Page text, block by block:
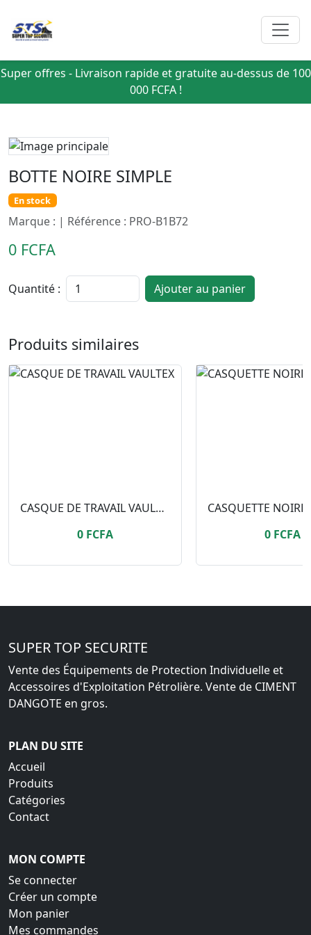
Super offres - Livraison rapide et gratuite au-dessus de 100
000 FCFA !
BOTTE NOIRE SIMPLE
En stock
Marque : | Référence : PRO-B1B72
0 FCFA
Quantité : Ajouter au panier
Produits similaires
CASQUE DE TRAVAIL VAULTEX
0 FCFA
0 FCFA
SUPER TOP SECURITE
Vente des Équipements de Protection Individuelle et
Accessoires d'Exploitation Pétrolière. Vente de CIMENT
DANGOTE en gros.
PLAN DU SITE
Accueil
Produits
Catégories
Contact
MON COMPTE
Se connecter
Créer un compte
Mon panier
Mes commandes